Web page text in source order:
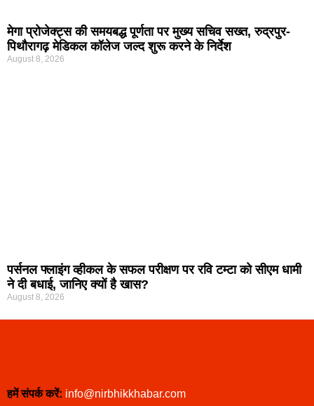
मेगा प्रोजेक्ट्स की समयबद्ध पूर्णता पर मुख्य सचिव सख्त, रुद्रपुर-
पिथौरागढ़ मेडिकल कॉलेज जल्द शुरू करने के निर्देश
August 8, 2026
पर्सनल फ्लाइंग व्हीकल के सफल परीक्षण पर रवि टम्टा को सीएम धामी
ने दी बधाई, जानिए क्यों है खास?
August 8, 2026
हमें संपर्क करें: info@nirbhikkhabar.com